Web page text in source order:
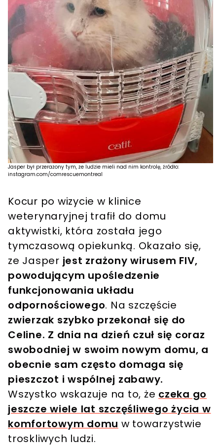
Jasper był przerażony tym, że ludzie mieli nad nim kontrolę, źródło:
instagram.com/comrescuemontreal
Kocur po wizycie w klinice
weterynaryjnej trafił do domu
aktywistki, która została jego
tymczasową opiekunką. Okazało się,
ze Jasper jest zrażony wirusem FIV,
powodującym upośledzenie
funkcjonowania układu
odpornościowego. Na szczęście
zwierzak szybko przekonał się do
Celine. Z dnia na dzień czuł się coraz
swobodniej w swoim nowym domu, a
obecnie sam często domaga się
pieszczot i wspólnej zabawy.
Wszystko wskazuje na to, że czeka go
jeszcze wiele lat szczęśliwego życia w
komfortowym domu w towarzystwie
troskliwych ludzi.